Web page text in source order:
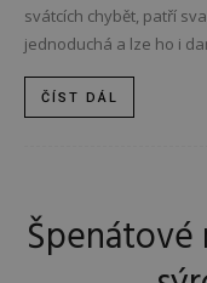
svátcích chybět, patří
jednoduchá a lze ho i
ČÍST DÁL